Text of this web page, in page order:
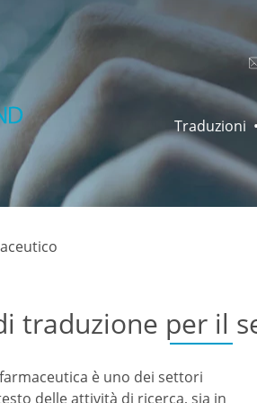
Traduzioni
traduzione per il
è uno dei settori
delle attività di ricerca, sia in